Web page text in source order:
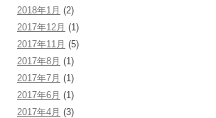
2018年1月 (2)
2017年12月 (1)
2017年11月 (5)
2017年8月 (1)
2017年7月 (1)
2017年6月 (1)
2017年4月 (3)